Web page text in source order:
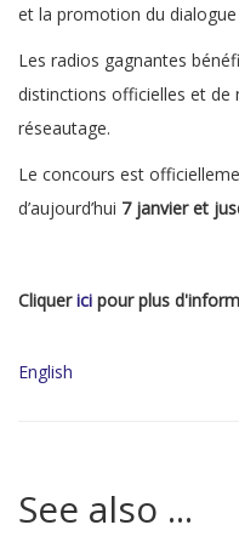
et la promotion du
Les radios gagnantes
distinctions officielles et de
réseautage.
Le concours est
d’aujourd’hui 7 janvier et
Cliquerici pour plus
English
See also ...